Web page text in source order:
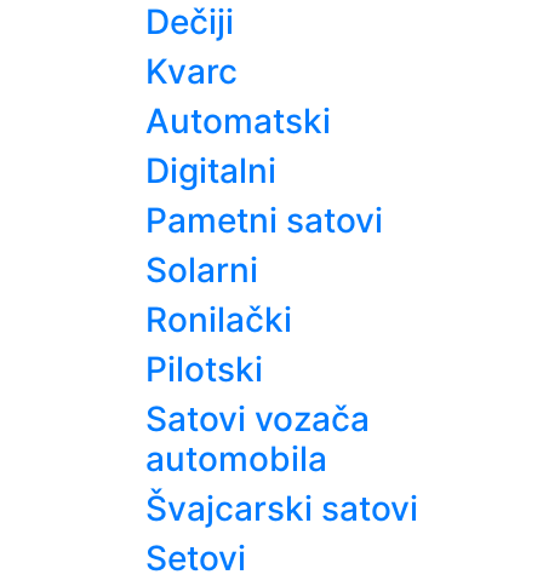
Dečiji
Kvarc
Automatski
Digitalni
Pametni satovi
Solarni
Ronilački
Pilotski
Satovi vozača
automobila
Švajcarski satovi
Setovi